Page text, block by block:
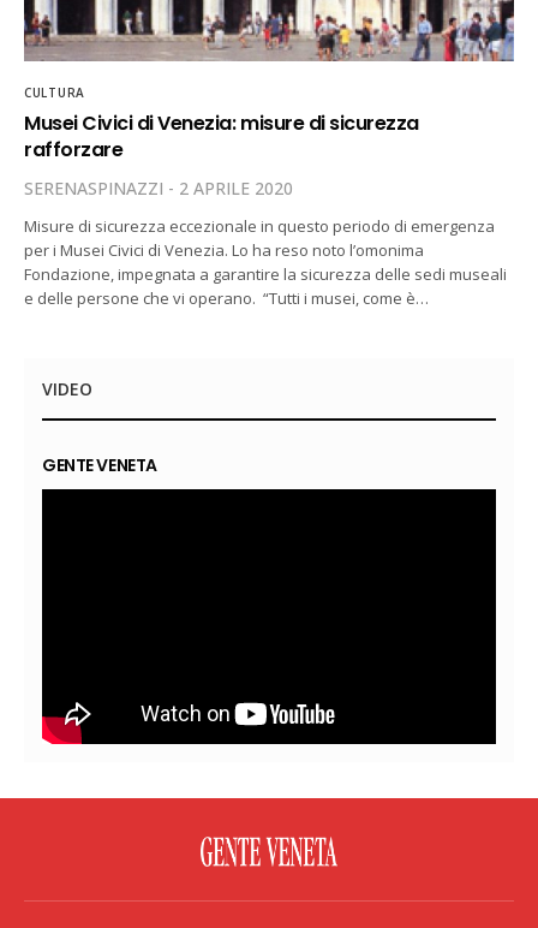
CULTURA
Musei Civici di Venezia: misure di sicurezza
rafforzare
SERENASPINAZZI 2 APRILE 2020
Misure di sicurezza eccezionale in questo periodo di emergenza
per i Musei Civici di Venezia. Lo ha reso noto l’omonima
Fondazione, impegnata a garantire la sicurezza delle sedi museali
e delle persone che vi operano. “Tutti i musei, come è…
VIDEO
GENTE VENETA